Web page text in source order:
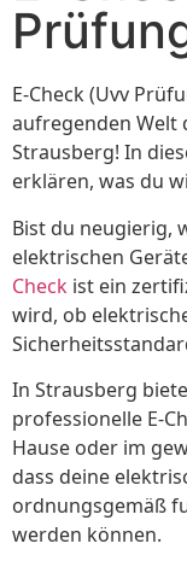
E-Check (Uvv
aufregenden Welt
Strausberg! In
erklären, was du
Bist du neugierig,
elektrischen
Check ist ein
wird, ob
In Strausberg
professionelle E-
Hause oder im
dass deine
ordnungsgemäß
werden können.